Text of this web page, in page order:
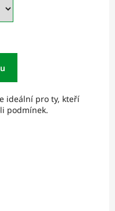
ideální pro ty, kteří
podmínek.